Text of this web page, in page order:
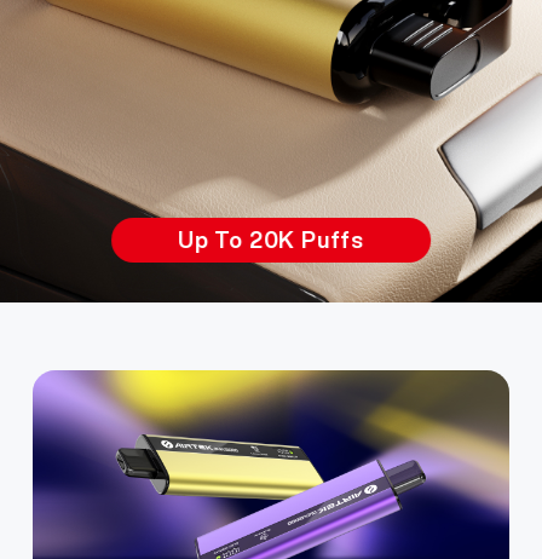
ВЕРИФІКАЦІЯ ПРОДУКТУ
Español
日本語
繁體中文
Двійні рідини, сітка та чіп-контроль.
50K Пухів
4 Регульовані рівні охолодження
50K Пухів
ЧИП З НИЗЬКИМ
3-РІВНЕВЕ РЕГУЛЮВАННЯ ПОТУЖНОСТІ
LED ДІСПЛЕЙ ТАНЦЮЮЧОЇ ПОТУЖНОСТІ
ЧИП З НИЗЬКИМ
3-РІВНЕВЕ РЕГУЛЮВАННЯ ПОТУЖНОСТІ
Текстура з рельєфним малюнком
Заміна пристрою
Куріть Світло, Будьте Світлом
Текстура з рельєфним малюнком
Заміна пристрою
Преміальний візуальний досвід
Ультратонкий метал
Яскравий OLED дисплей
Преміальний візуальний досвід
Ультратонкий метал
Регулювання потужності
Up Tp 30K Puffs
Регулювання потужності
Up Tp 30K Puffs
Sleek Design & Real-time Display
Up To 20K Puffs
Zero Charging, Maximum Puffs
Sleek Design & Real-time Display
Up To 20K Puffs
Двійні рідини, сітка та чіп-контроль.
50K Пухів
4 Регульовані рівні охолодження
Двійні рідини, сітка та чіп-контроль.
50K Пухів
ЧИП З НИЗЬКИМ
3-РІВНЕВЕ РЕГУЛЮВАННЯ ПОТУЖНОСТІ
LED ДІСПЛЕЙ ТАНЦЮЮЧОЇ ПОТУЖНОСТІ
ЧИП З НИЗЬКИМ
3-РІВНЕВЕ РЕГУЛЮВАННЯ ПОТУЖНОСТІ